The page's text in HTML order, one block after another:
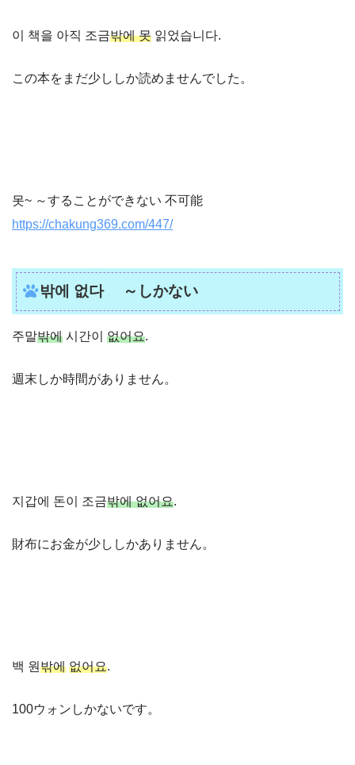
이 책을 아직 조금밖에 못 읽었습니다.
この本をまだ少ししか読めませんでした。
못~ ～することができない 不可能
https://chakung369.com/447/
밖에 없다 ～しかない
주말밖에 시간이 없어요.
週末しか時間がありません。
지갑에 돈이 조금밖에 없어요.
財布にお金が少ししかありません。
백 원밖에 없어요.
100ウォンしかないです。